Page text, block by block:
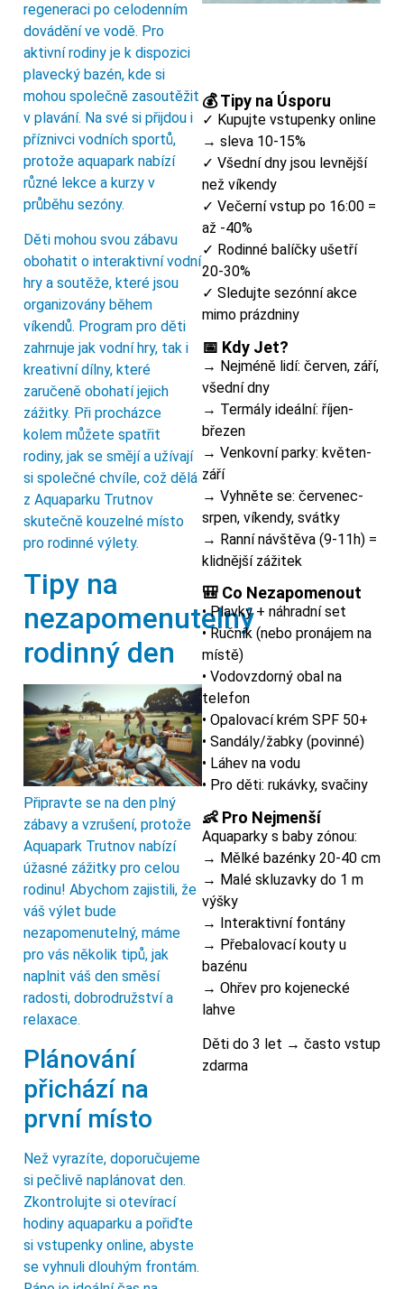
regeneraci po celodenním
dovádění ve vodě. Pro
aktivní rodiny je k dispozici
plavecký bazén, kde si
mohou společně zasoutěžit
v plavání. Na své si přijdou i
příznivci vodních sportů,
protože aquapark nabízí
různé lekce a kurzy v
průběhu sezóny.
Děti mohou svou zábavu
obohatit o interaktivní vodní
hry a soutěže, které jsou
organizovány během
víkendů. Program pro děti
zahrnuje jak vodní hry, tak i
kreativní dílny, které
zaručeně obohatí jejich
zážitky. Při procházce
kolem můžete spatřit
rodiny, jak se smějí a užívají
si společné chvíle, což dělá
z Aquaparku Trutnov
skutečně kouzelné místo
pro rodinné výlety.
Tipy na
nezapomenutelný
rodinný den
Připravte se na den plný
zábavy a vzrušení, protože
Aquapark Trutnov nabízí
úžasné zážitky pro celou
rodinu! Abychom zajistili, že
váš výlet bude
nezapomenutelný, máme
pro vás několik tipů, jak
naplnit váš den směsí
radosti, dobrodružství a
relaxace.
Plánování
přichází na
první místo
Než vyrazíte, doporučujeme
si pečlivě naplánovat den.
Zkontrolujte si otevírací
hodiny aquaparku a pořiďte
si vstupenky online, abyste
se vyhnuli dlouhým frontám.
💰 Tipy na Úsporu
✓ Kupujte vstupenky online
→ sleva 10-15%
✓ Všední dny jsou levnější
než víkendy
✓ Večerní vstup po 16:00 =
až -40%
✓ Rodinné balíčky ušetří
20-30%
✓ Sledujte sezónní akce
mimo prázdniny
📅 Kdy Jet?
→ Nejméně lidí: červen, září,
všední dny
→ Termály ideální: říjen-
březen
→ Venkovní parky: květen-
září
→ Vyhněte se: červenec-
srpen, víkendy, svátky
→ Ranní návštěva (9-11h) =
klidnější zážitek
🎒 Co Nezapomenout
• Plavky + náhradní set
• Ručník (nebo pronájem na
místě)
• Vodovzdorný obal na
telefon
• Opalovací krém SPF 50+
• Sandály/žabky (povinné)
• Láhev na vodu
• Pro děti: rukávky, svačiny
👶 Pro Nejmenší
Aquaparky s baby zónou:
→ Mělké bazénky 20-40 cm
→ Malé skluzavky do 1 m
výšky
→ Interaktivní fontány
→ Přebalovací kouty u
bazénu
→ Ohřev pro kojenecké
lahve
Děti do 3 let → často vstup
zdarma